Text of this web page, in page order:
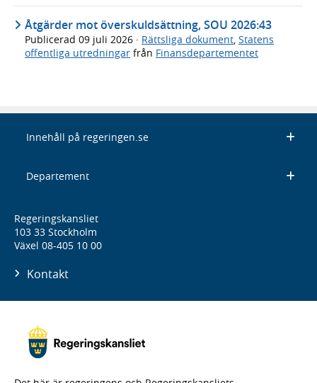
Åtgärder mot överskuldsättning, SOU 2026:43
Publicerad 09 juli 2026 · Rättsliga dokument, Statens
offentliga utredningar från Finansdepartementet
Innehåll på regeringen.se
Departement
Regeringskansliet
103 33 Stockholm
Växel 08-405 10 00
Kontakt